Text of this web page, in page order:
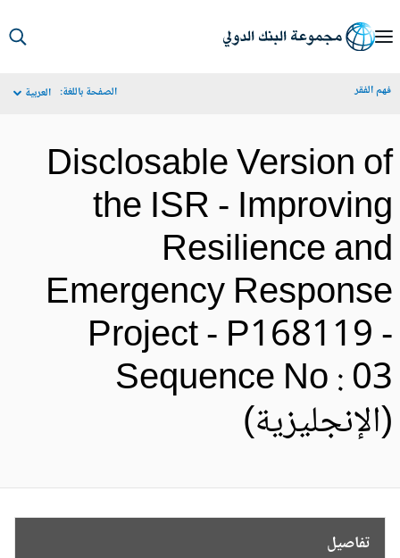
الفقر الصفحة باللغة: العربية
Disclosable Version
the ISR -
Resilience
Emergency
Project - P168119
Sequence No :
تفاصيل